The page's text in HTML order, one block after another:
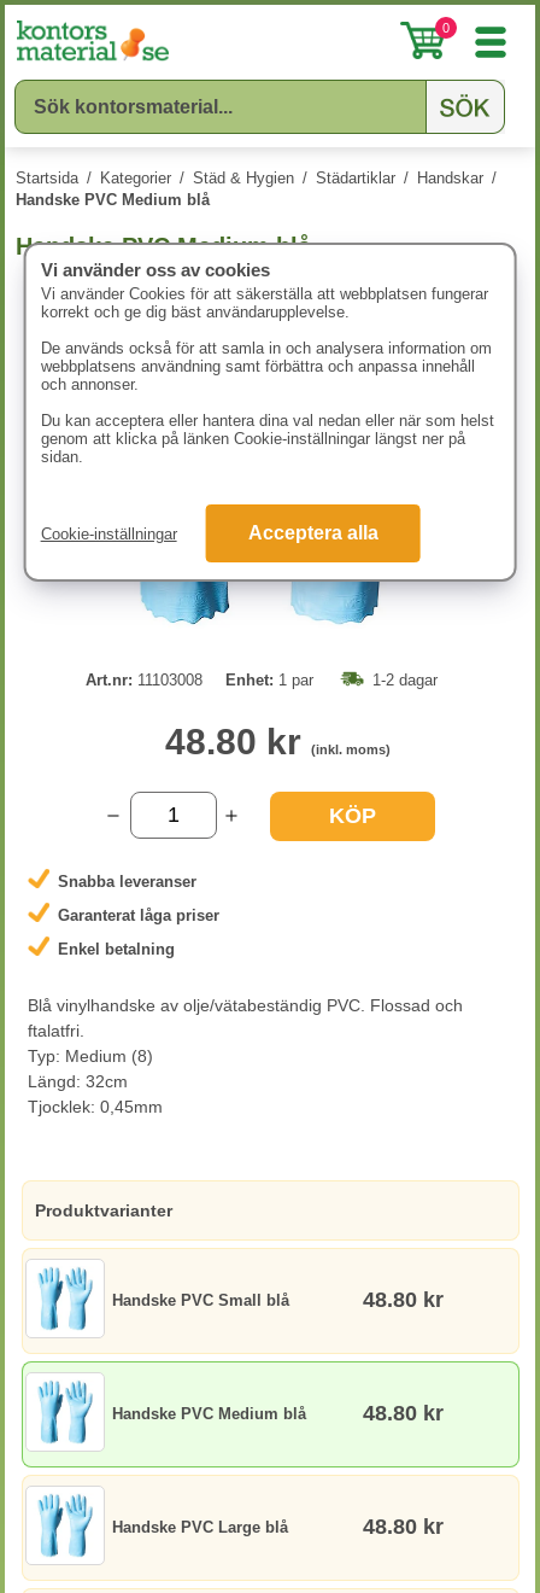
0
Startsida / Kategorier / Städ & Hygien / Städartiklar / Handskar /
Handske PVC Medium blå
Handske PVC Medium blå
Art.nr: 11103008 Enhet: 1 par 1-2 dagar
48.80 kr (inkl. moms)
KÖP
Snabba leveranser
Garanterat låga priser
Enkel betalning
Blå vinylhandske av olje/vätabeständig PVC. Flossad och
ftalatfri.
Typ: Medium (8)
Längd: 32cm
Tjocklek: 0,45mm
Produktvarianter
Handske PVC Small blå 48.80 kr
Handske PVC Medium blå 48.80 kr
Handske PVC Large blå 48.80 kr
Vi använder oss av cookies
Vi använder Cookies för att säkerställa att webbplatsen fungerar
korrekt och ge dig bäst användarupplevelse.
De används också för att samla in och analysera information om
webbplatsens användning samt förbättra och anpassa innehåll
och annonser.
Du kan acceptera eller hantera dina val nedan eller när som helst
genom att klicka på länken Cookie-inställningar längst ner på
sidan.
Cookie-inställningar Acceptera alla